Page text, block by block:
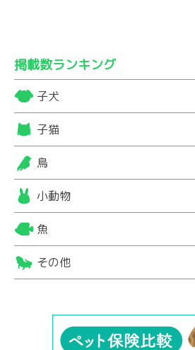
掲載数ランキング
子犬
子猫
鳥
小動物
魚
その他